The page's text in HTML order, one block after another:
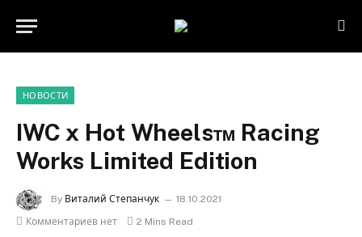
НОВОСТИ
IWC x Hot Wheels™ Racing
Works Limited Edition
By Виталий Степанчук
18.10.2021
Комментариев нет
2 Mins Read